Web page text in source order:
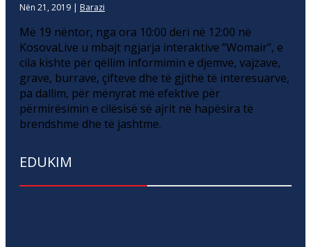
Nën 21, 2019 | Barazi
Më 19 nëntor, nga ora 10:00 deri në 12:00 në
KosovaLive u mbajt ngjarja interaktive “Womair”, e
cila kishte për qëllim informimin e djemve, vajzave,
grave, burrave, çifteve dhe të gjithë të interesuarve,
pa dallim, për mënyrat më efektive për
përmirësimin e cilësisë së ajrit në hapësira të
brendshme dhe të jashtme.
EDUKIM